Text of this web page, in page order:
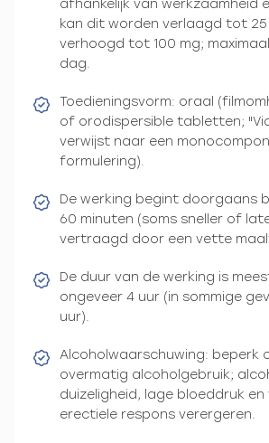
afhankelijk van werkzaamheid
kan dit worden verlaagd tot
verhoogd tot 100 mg;
dag.
Toedieningsvorm: oraal
of orodispersible tabletten;
verwijst naar een
formulering).
De werking begint doorgaans
60 minuten (soms sneller of
vertraagd door een vette
De duur van de werking is
ongeveer 4 uur (in sommige
uur).
Alcoholwaarschuwing: beperk
overmatig alcoholgebruik;
duizeligheid, lage bloeddruk
erectiele respons verergeren.